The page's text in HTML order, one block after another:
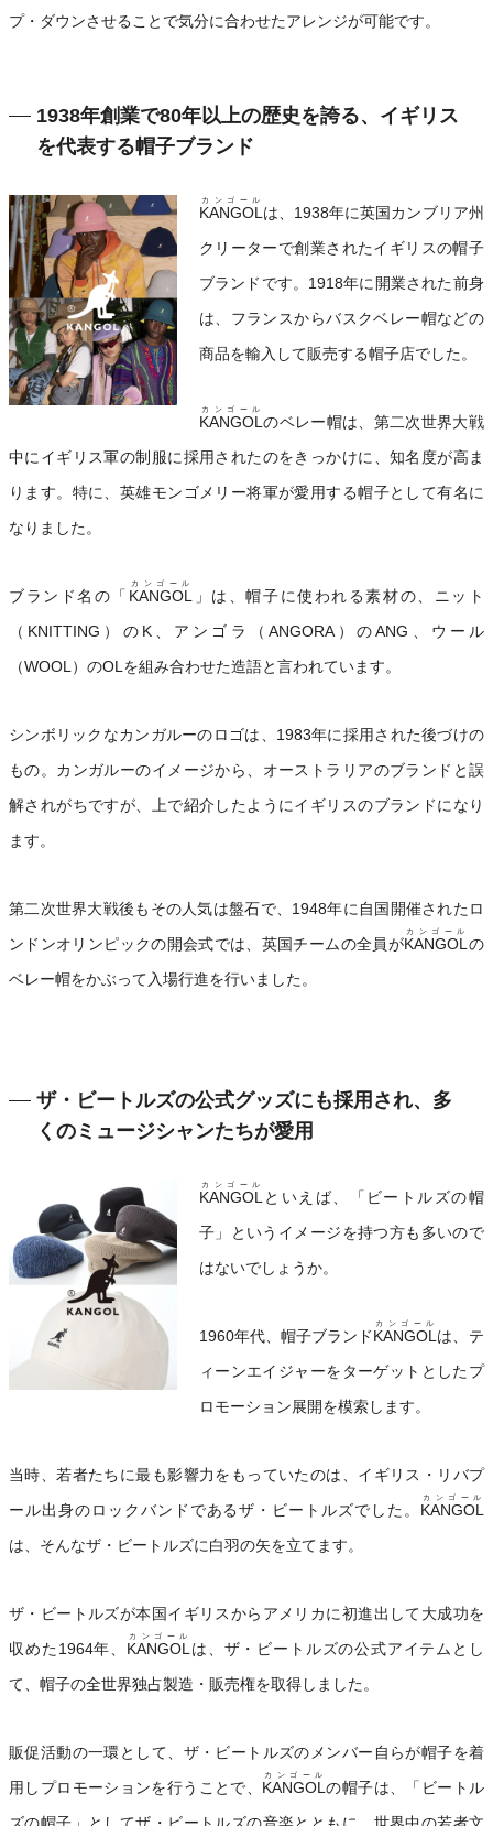
プ・ダウンさせることで気分に合わせたアレンジが可能です。
1938年創業で80年以上の歴史を誇る、イギリス
を代表する帽子ブランド
KANGOL
カンゴール
は、1938年に英国カンブリア州
クリーターで創業されたイギリスの帽子
ブランドです。1918年に開業された前身
は、フランスからバスクベレー帽などの
商品を輸入して販売する帽子店でした。
KANGOL
カンゴール
のベレー帽は、第二次世界大戦
中にイギリス軍の制服に採用されたのをきっかけに、知名度が高ま
ります。特に、英雄モンゴメリー将軍が愛用する帽子として有名に
なりました。
ブランド名の「 KANGOL
カンゴール
」は、帽子に使われる素材の、ニット
（KNITTING）のK、アンゴラ（ANGORA）のANG、ウール
（WOOL）のOLを組み合わせた造語と言われています。
シンボリックなカンガルーのロゴは、1983年に採用された後づけの
もの。カンガルーのイメージから、オーストラリアのブランドと誤
解されがちですが、上で紹介したようにイギリスのブランドになり
ます。
第二次世界大戦後もその人気は盤石で、1948年に自国開催されたロ
ンドンオリンピックの開会式では、英国チームの全員がKANGOL
カンゴール
の
ベレー帽をかぶって入場行進を行いました。
ザ・ビートルズの公式グッズにも採用され、多
くのミュージシャンたちが愛用
KANGOL
カンゴール
といえば、「ビートルズの帽
子」というイメージを持つ方も多いので
はないでしょうか。
1960年代、帽子ブランドKANGOL
カンゴール
は、テ
ィーンエイジャーをターゲットとしたプ
ロモーション展開を模索します。
当時、若者たちに最も影響力をもっていたのは、イギリス・リバプ
ール出身のロックバンドであるザ・ビートルズでした。 KANGOL
カンゴール
は、そんなザ・ビートルズに白羽の矢を立てます。
ザ・ビートルズが本国イギリスからアメリカに初進出して大成功を
収めた1964年、 KANGOL
カンゴール
は、ザ・ビートルズの公式アイテムとし
て、帽子の全世界独占製造・販売権を取得しました。
販促活動の一環として、ザ・ビートルズのメンバー自らが帽子を着
用しプロモーションを行うことで、 KANGOL
カンゴール
の帽子は、「ビートル
ズの帽子」としてザ・ビートルズの音楽とともに、世界中の若者文